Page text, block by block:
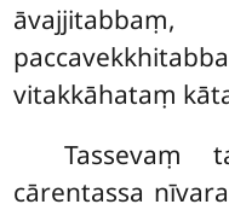
vitakkāhataṃ
Tassevaṃ
cārentassa